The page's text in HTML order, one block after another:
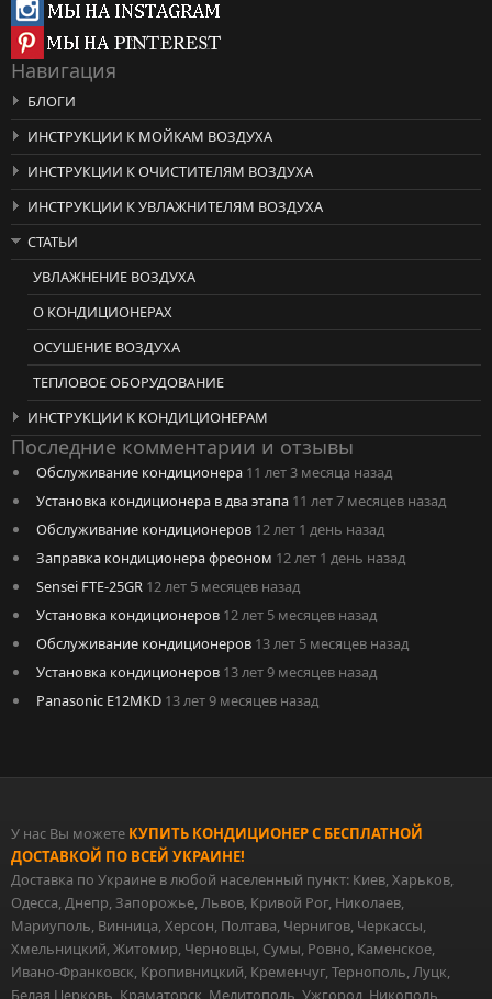
Навигация
БЛОГИ
ИНСТРУКЦИИ К МОЙКАМ ВОЗДУХА
ИНСТРУКЦИИ К ОЧИСТИТЕЛЯМ ВОЗДУХА
ИНСТРУКЦИИ К УВЛАЖНИТЕЛЯМ ВОЗДУХА
СТАТЬИ
УВЛАЖНЕНИЕ ВОЗДУХА
О КОНДИЦИОНЕРАХ
ОСУШЕНИЕ ВОЗДУХА
ТЕПЛОВОЕ ОБОРУДОВАНИЕ
ИНСТРУКЦИИ К КОНДИЦИОНЕРАМ
Последние комментарии и отзывы
Обслуживание кондиционера 11 лет 3 месяца назад
Установка кондиционера в два этапа 11 лет 7 месяцев назад
Обслуживание кондиционеров 12 лет 1 день назад
Заправка кондиционера фреоном 12 лет 1 день назад
Sensei FTE-25GR 12 лет 5 месяцев назад
Установка кондиционеров 12 лет 5 месяцев назад
Обслуживание кондиционеров 13 лет 5 месяцев назад
Установка кондиционеров 13 лет 9 месяцев назад
Panasonic E12MKD 13 лет 9 месяцев назад
У нас Вы можете КУПИТЬ КОНДИЦИОНЕР С БЕСПЛАТНОЙ
ДОСТАВКОЙ ПО ВСЕЙ УКРАИНЕ!
Доставка по Украине в любой населенный пункт: Киев, Харьков,
Одесса, Днепр, Запорожье, Львов, Кривой Рог, Николаев,
Мариуполь, Винница, Херсон, Полтава, Чернигов, Черкассы,
Хмельницкий, Житомир, Черновцы, Сумы, Ровно, Каменское,
Ивано-Франковск, Кропивницкий, Кременчуг, Тернополь, Луцк,
Белая Церковь, Краматорск, Мелитополь, Ужгород, Никополь,